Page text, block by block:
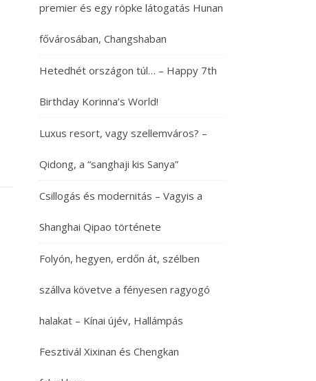
premier és egy röpke látogatás Hunan
fővárosában, Changshaban
Hetedhét országon túl… – Happy 7th
Birthday Korinna’s World!
Luxus resort, vagy szellemváros? –
Qidong, a “sanghaji kis Sanya”
Csillogás és modernitás – Vagyis a
Shanghai Qipao története
Folyón, hegyen, erdőn át, szélben
szállva követve a fényesen ragyogó
halakat – Kínai újév, Hallámpás
Fesztivál Xixinan és Chengkan